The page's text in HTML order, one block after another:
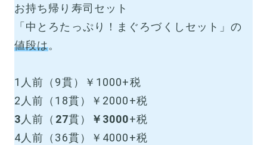
お持ち帰り寿司セット
「中とろたっぷり！まぐろづくしセット」の
値段は。
1人前（9貫）￥1000+税
2人前（18貫）￥2000+税
3人前（ 27貫） ￥3000+税
4人前（36貫）￥4000+税